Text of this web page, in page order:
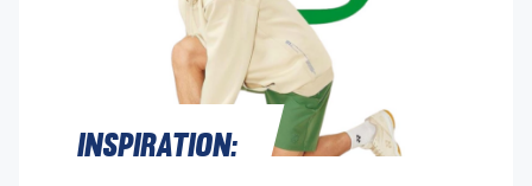
Inspiration: